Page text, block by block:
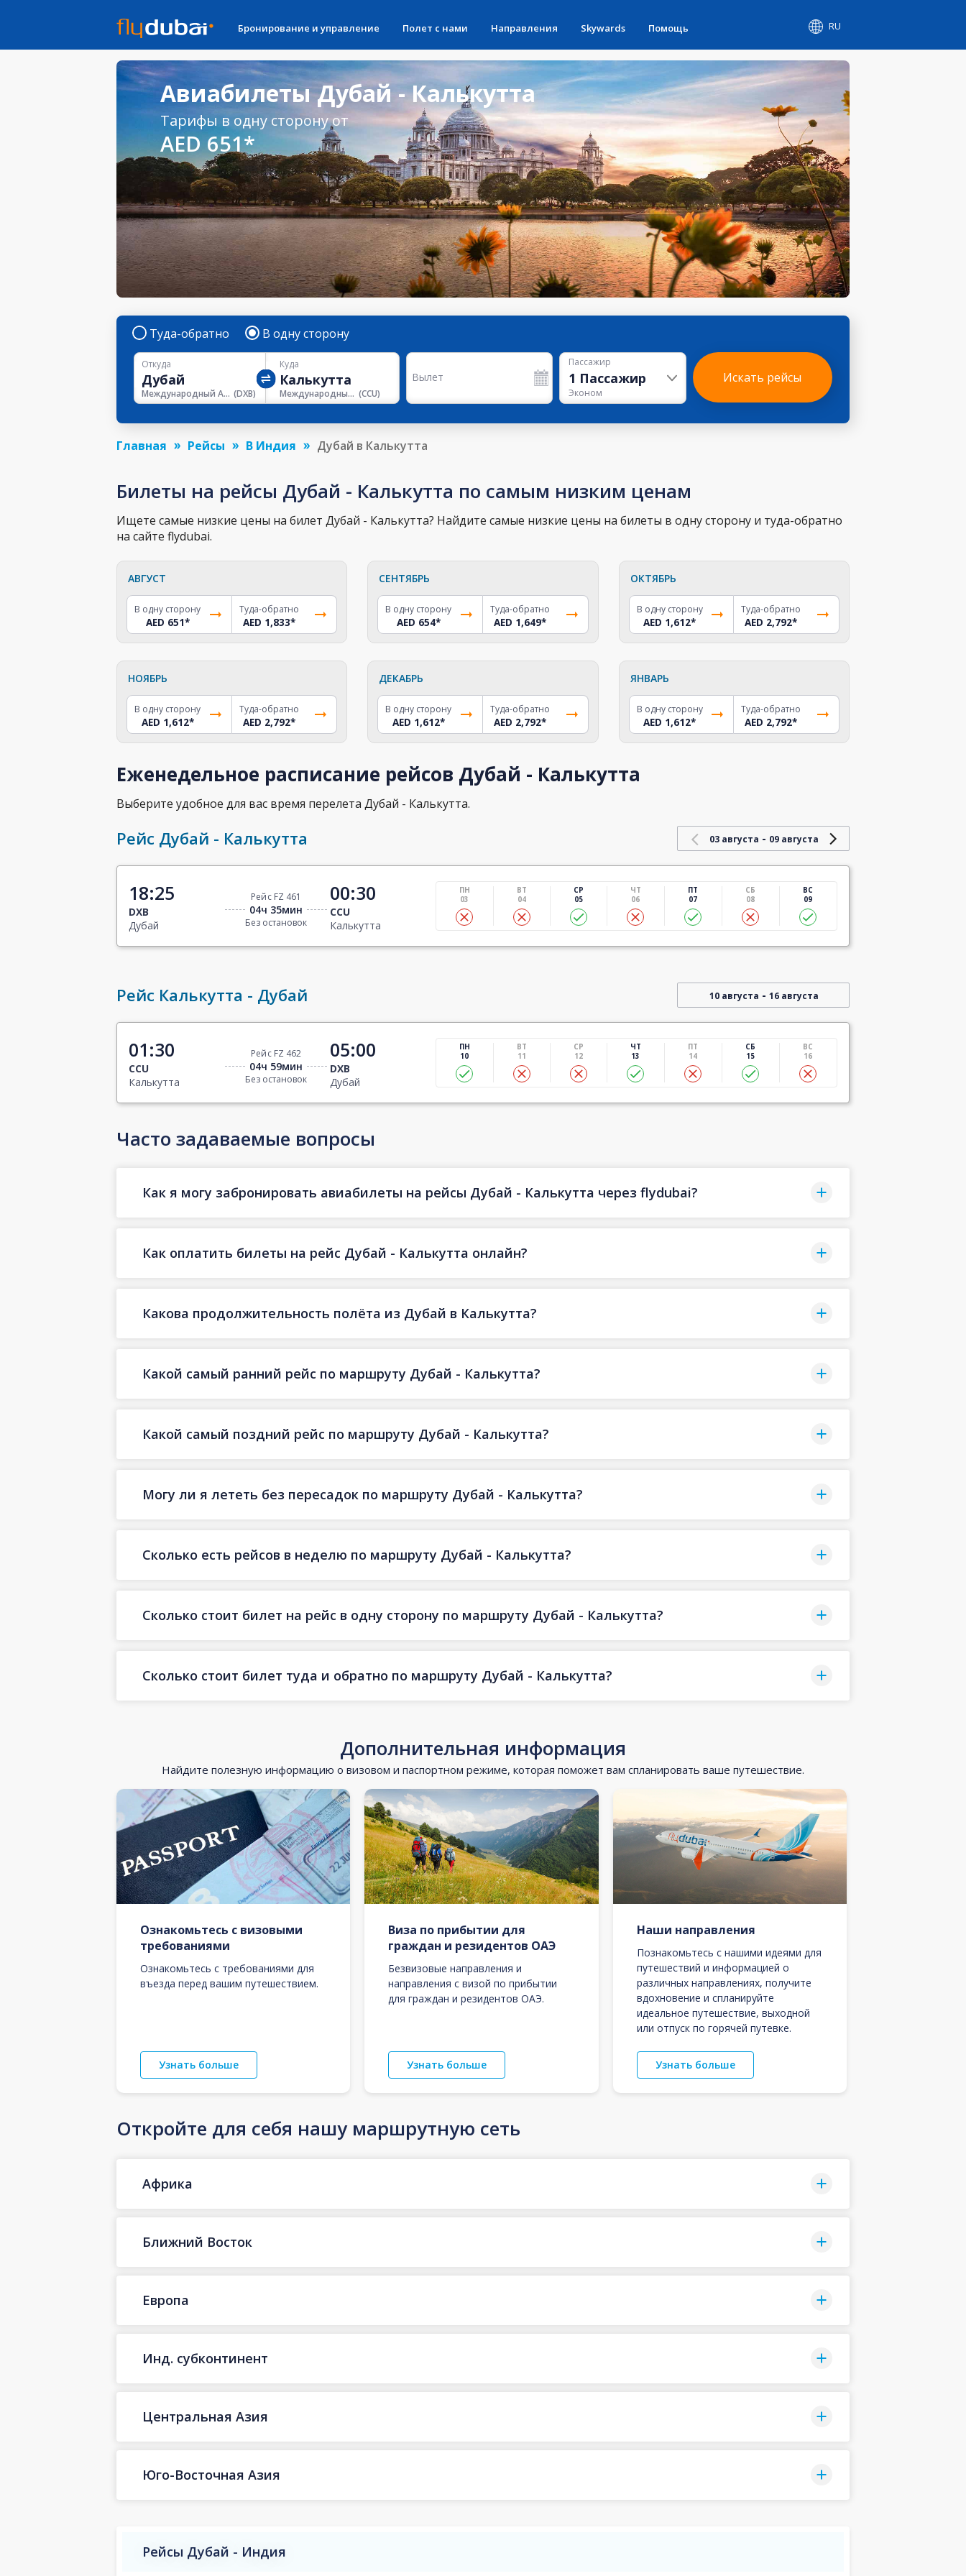
Бронирование и управление Полет с нами Направления Skywards Помощь RU
Авиабилеты Дубай - Калькутта
Тарифы в одну сторону от
AED 651*
Туда-обратно В одну сторону
Откуда
Международный Аэропорт Дубая (DXB)
Куда
Международный аэропорт Нетаджи Субхаса Чандры Боса (CCU)
Вылет
Пассажир
1 Пассажир
Эконом
Искать рейсы
Главная Рейсы В Индия Дубай в Калькутта
Билеты на рейсы Дубай - Калькутта по самым низким ценам
Ищете самые низкие цены на билет Дубай - Калькутта? Найдите самые низкие цены на билеты в одну сторону и туда-обратно
на сайте flydubai.
АВГУСТ
В одну сторону
AED 651*
Туда-обратно
AED 1,833*
СЕНТЯБРЬ
В одну сторону
AED 654*
Туда-обратно
AED 1,649*
ОКТЯБРЬ
В одну сторону
AED 1,612*
Туда-обратно
AED 2,792*
НОЯБРЬ
В одну сторону
AED 1,612*
Туда-обратно
AED 2,792*
ДЕКАБРЬ
В одну сторону
AED 1,612*
Туда-обратно
AED 2,792*
ЯНВАРЬ
В одну сторону
AED 1,612*
Туда-обратно
AED 2,792*
Еженедельное расписание рейсов Дубай - Калькутта
Выберите удобное для вас время перелета Дубай - Калькутта.
Рейс Дубай - Калькутта 03 августа - 09 августа
18:25
DXB
Дубай
Рейс FZ 461
04ч 35мин
Без остановок
00:30
CCU
Калькутта
ПН
03
ВТ
04
СР
05
ЧТ
06
ПТ
07
СБ
08
ВС
09
Рейс Калькутта - Дубай 10 августа - 16 августа
01:30
CCU
Калькутта
Рейс FZ 462
04ч 59мин
Без остановок
05:00
DXB
Дубай
ПН
10
ВТ
11
СР
12
ЧТ
13
ПТ
14
СБ
15
ВС
16
Часто задаваемые вопросы
Как я могу забронировать авиабилеты на рейсы Дубай - Калькутта через flydubai?
Как оплатить билеты на рейс Дубай - Калькутта онлайн?
Какова продолжительность полёта из Дубай в Калькутта?
Какой самый ранний рейс по маршруту Дубай - Калькутта?
Какой самый поздний рейс по маршруту Дубай - Калькутта?
Могу ли я лететь без пересадок по маршруту Дубай - Калькутта?
Сколько есть рейсов в неделю по маршруту Дубай - Калькутта?
Сколько стоит билет на рейс в одну сторону по маршруту Дубай - Калькутта?
Сколько стоит билет туда и обратно по маршруту Дубай - Калькутта?
Дополнительная информация
Найдите полезную информацию о визовом и паспортном режиме, которая поможет вам спланировать ваше путешествие.
Ознакомьтесь с визовыми
требованиями
Ознакомьтесь с требованиями для
въезда перед вашим путешествием.
Узнать больше
Виза по прибытии для
граждан и резидентов ОАЭ
Безвизовые направления и
направления с визой по прибытии
для граждан и резидентов ОАЭ.
Узнать больше
Наши направления
Познакомьтесь с нашими идеями для
путешествий и информацией о
различных направлениях, получите
вдохновение и спланируйте
идеальное путешествие, выходной
или отпуск по горячей путевке.
Узнать больше
Откройте для себя нашу маршрутную сеть
Африка
Ближний Восток
Европа
Инд. субконтинент
Центральная Азия
Юго-Восточная Азия
Рейсы Дубай - Индия